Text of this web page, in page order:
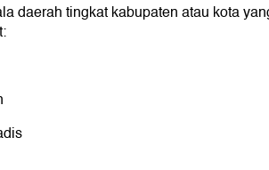
daerah tingkat kabupaten atau kota